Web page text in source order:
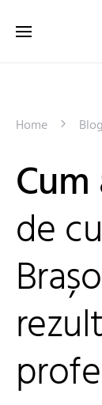
Home Blog
de